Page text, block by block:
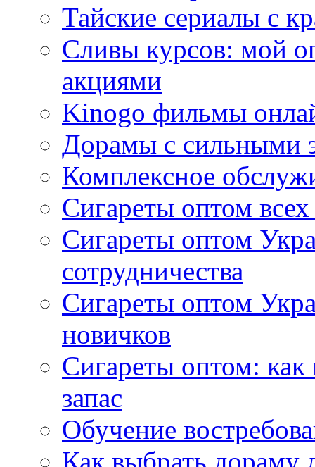
Тайские сериалы с
Сливы курсов: мой
акциями
Kinogo фильмы
Дорамы с сильными
Комплексное
Сигареты оптом
Сигареты оптом
сотрудничества
Сигареты оптом
новичков
Сигареты оптом:
запас
Обучение
Как выбрать дораму